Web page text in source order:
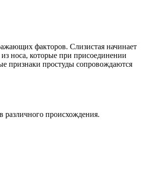
факторов. Слизистая начинает
носа, которые при присоединении
признаки простуды сопровождаются
различного происхождения.